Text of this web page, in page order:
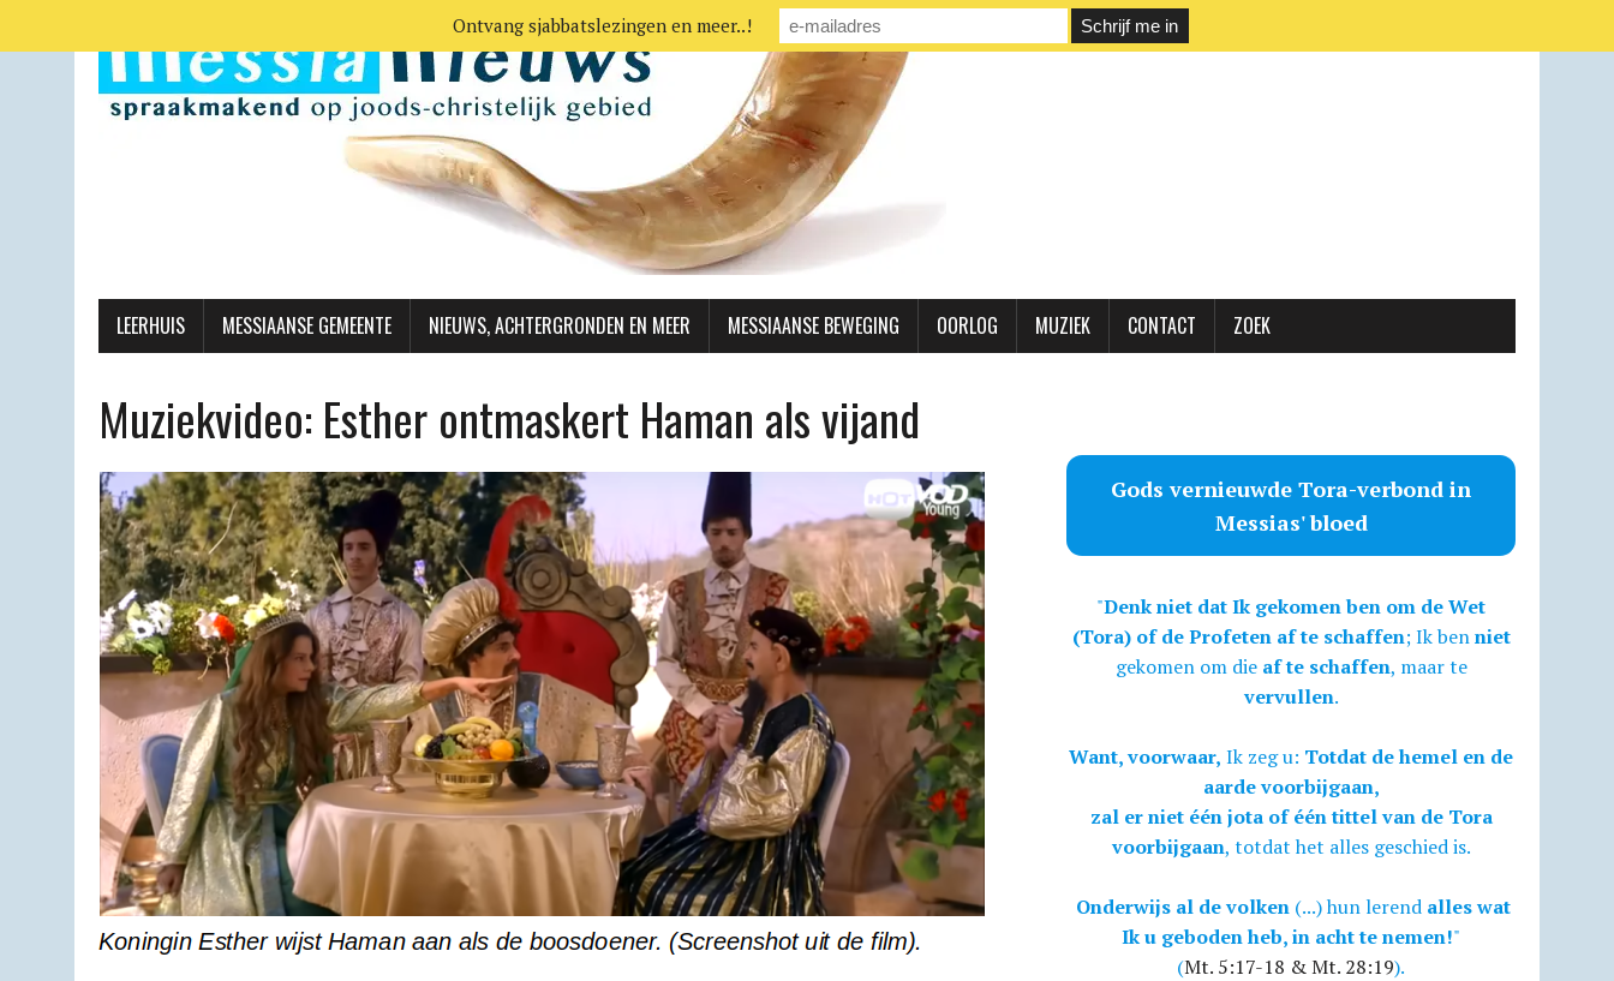
LEERHUIS MESSIAANSE GEMEENTE NIEUWS, ACHTERGRONDEN EN MEER MESSIAANSE BEWEGING OORLOG MUZIEK CONTACT ZOEK
Muziekvideo: Esther ontmaskert Haman als vijand
Gods vernieuwde Tora-verbond in
Messias' bloed
"Denk niet dat Ik gekomen ben om de Wet
(Tora) of de Profeten af te schaffen; Ik benniet
gekomen om die af te schaffen, maar te
vervullen.
Want, voorwaar, Ik zeg u: Totdat de hemel en de
aarde voorbijgaan,
zal er niet één jota of één tittel van de Tora
voorbijgaan, totdat het alles geschied is.
Onderwijs al de volken (...) hun lerend alles wat
Ik u geboden heb, in acht te nemen!"
(Mt. 5:17-18 & Mt. 28:19).
Ontvang sjabbatslezingen en meer..!